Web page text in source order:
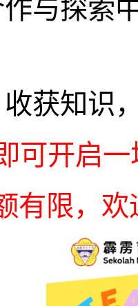
与探索
收获知识
可开启
有限，